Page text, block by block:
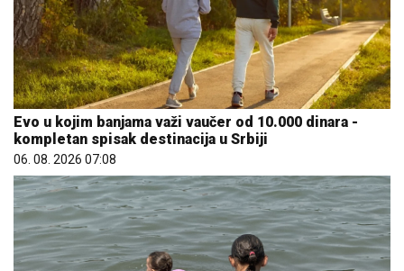
Evo u kojim banjama važi vaučer od 10.000 dinara -
kompletan spisak destinacija u Srbiji
06. 08. 2026 07:08